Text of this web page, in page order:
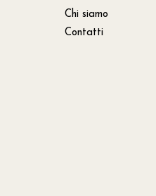
Chi siamo
Contatti